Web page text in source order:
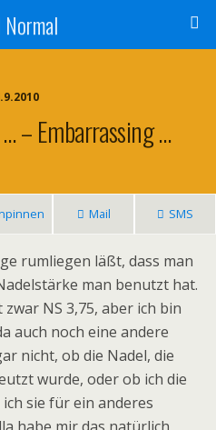
– Embarrassing …
Mail SMS
rumliegen läßt, dass man
man benutzt hat.
NS 3,75, aber ich bin
auch noch eine andere
nicht, ob die Nadel, die
wurde, oder ob ich die
sie für ein anderes